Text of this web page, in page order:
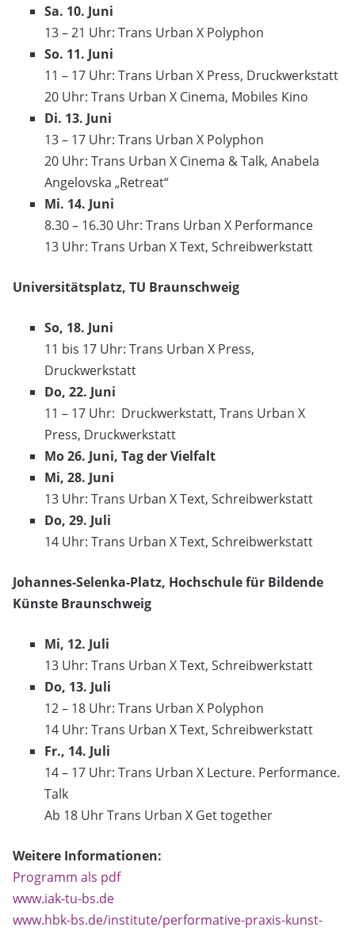
Sa. 10. Juni
13 – 21 Uhr: Trans Urban X Polyphon
So. 11. Juni
11 – 17 Uhr: Trans Urban X Press, Druckwerkstatt
20 Uhr: Trans Urban X Cinema, Mobiles Kino
Di. 13. Juni
13 – 17 Uhr: Trans Urban X Polyphon
20 Uhr: Trans Urban X Cinema & Talk, Anabela
Angelovska „Retreat“
Mi. 14. Juni
8.30 – 16.30 Uhr: Trans Urban X Performance
13 Uhr: Trans Urban X Text, Schreibwerkstatt
Universitätsplatz, TU Braunschweig
So, 18. Juni
11 bis 17 Uhr: Trans Urban X Press,
Druckwerkstatt
Do, 22. Juni
11 – 17 Uhr: Druckwerkstatt, Trans Urban X
Press, Druckwerkstatt
Mo 26. Juni, Tag der Vielfalt
Mi, 28. Juni
13 Uhr: Trans Urban X Text, Schreibwerkstatt
Do, 29. Juli
14 Uhr: Trans Urban X Text, Schreibwerkstatt
Johannes-Selenka-Platz, Hochschule für Bildende
Künste Braunschweig
Mi, 12. Juli
13 Uhr: Trans Urban X Text, Schreibwerkstatt
Do, 13. Juli
12 – 18 Uhr: Trans Urban X Polyphon
14 Uhr: Trans Urban X Text, Schreibwerkstatt
Fr., 14. Juli
14 – 17 Uhr: Trans Urban X Lecture. Performance.
Talk
Ab 18 Uhr Trans Urban X Get together
Weitere Informationen:
Programm als pdf
www.iak-tu-bs.de
www.hbk-bs.de/institute/performative-praxis-kunst-